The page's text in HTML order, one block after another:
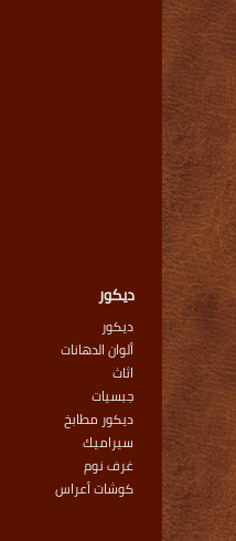
ديكور
ديكور
ألوان الدهانات
اثاث
جبسيات
ديكور مطابخ
سيراميك
غرف نوم
كوشات أعراس